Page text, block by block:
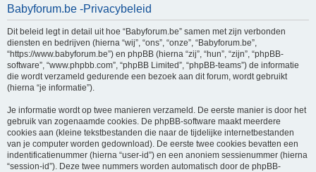
Babyforum.be -Privacybeleid
Dit beleid legt in detail uit hoe “Babyforum.be” samen met zijn verbonden
diensten en bedrijven (hierna “wij”, “ons”, “onze”, “Babyforum.be”,
“https://www.babyforum.be”) en phpBB (hierna “zij”, “hun”, “zijn”, “phpBB-
software”, “www.phpbb.com”, “phpBB Limited”, “phpBB-teams”) de informatie
die wordt verzameld gedurende een bezoek aan dit forum, wordt gebruikt
(hierna “je informatie”).
Je informatie wordt op twee manieren verzameld. De eerste manier is door het
gebruik van zogenaamde cookies. De phpBB-software maakt meerdere
cookies aan (kleine tekstbestanden die naar de tijdelijke internetbestanden
van je computer worden gedownload). De eerste twee cookies bevatten een
indentificatienummer (hierna “user-id”) en een anoniem sessienummer (hierna
“session-id”). Deze twee nummers worden automatisch door de phpBB-